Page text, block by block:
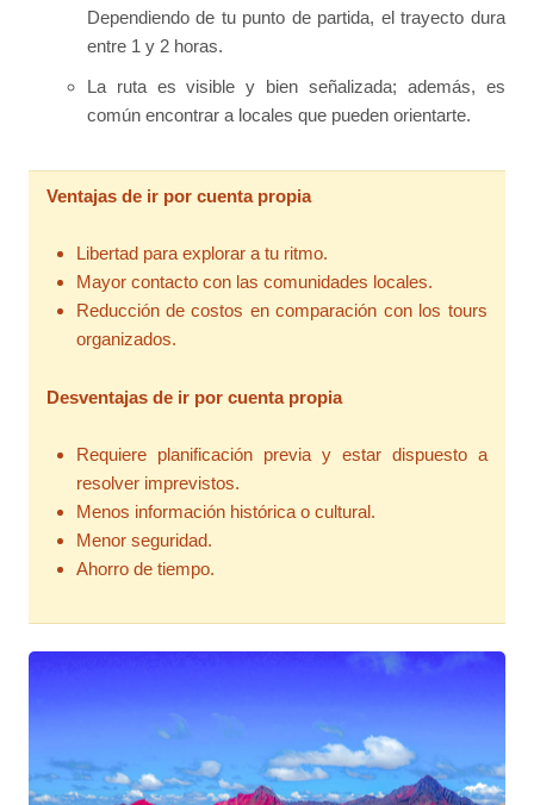
Dependiendo de tu punto de partida, el trayecto dura
entre 1 y 2 horas.
La ruta es visible y bien señalizada; además, es
común encontrar a locales que pueden orientarte.
Ventajas de ir por cuenta propia
Libertad para explorar a tu ritmo.
Mayor contacto con las comunidades locales.
Reducción de costos en comparación con los tours
organizados.
Desventajas de ir por cuenta propia
Requiere planificación previa y estar dispuesto a
resolver imprevistos.
Menos información histórica o cultural.
Menor seguridad.
Ahorro de tiempo.